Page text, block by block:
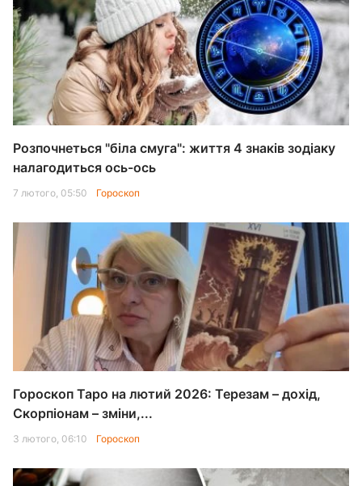
Розпочнеться "біла смуга": життя 4 знаків зодіаку
налагодиться ось-ось
7 лютого, 05:50 Гороскоп
Гороскоп Таро на лютий 2026: Терезам – дохід,
Скорпіонам – зміни,...
3 лютого, 06:10 Гороскоп